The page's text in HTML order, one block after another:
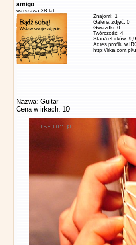
amigo
warszawa, 38 lat
Znajomi: 1
Galeria zdjęć: 0
Gwiazdki: 0
Twórczość: 4
Stan/cel irków:
Adres profilu w
http://irka.com.pl/
Nazwa: Guitar
Cena w irkach: 10